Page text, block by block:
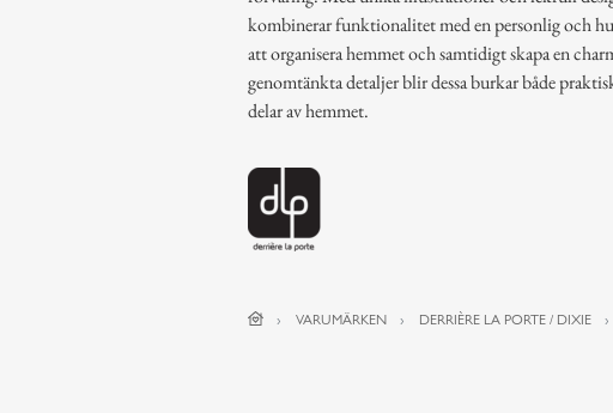
kombinerar funktionalitet med en personlig och
att organisera hemmet och samtidigt skapa en
genomtänkta detaljer blir dessa burkar både
delar av hemmet.
VARUMÄRKEN DERRIÈRE LA PORTE / DIXIE